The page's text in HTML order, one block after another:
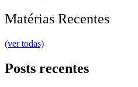
Matérias Recentes
(ver todas)
Posts recentes